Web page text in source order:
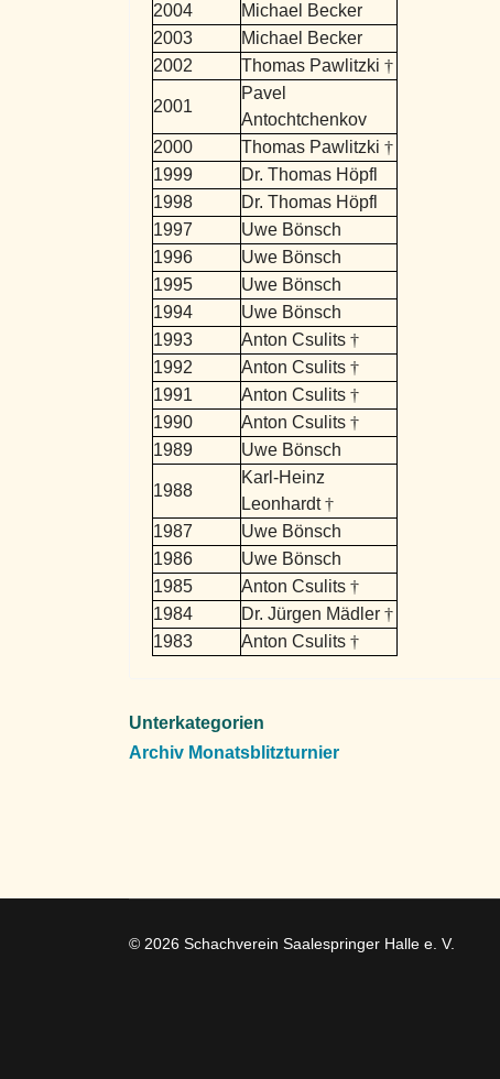
2004
Michael Becker
2003
Michael Becker
2002
Thomas Pawlitzki †
2001
Pavel
Antochtchenkov
2000
Thomas Pawlitzki †
1999
Dr. Thomas Höpfl
1998
Dr. Thomas Höpfl
1997
Uwe Bönsch
1996
Uwe Bönsch
1995
Uwe Bönsch
1994
Uwe Bönsch
1993
Anton Csulits †
1992
Anton Csulits †
1991
Anton Csulits †
1990
Anton Csulits †
1989
Uwe Bönsch
1988
Karl-Heinz
Leonhardt†
1987
Uwe Bönsch
1986
Uwe Bönsch
1985
Anton Csulits †
1984
Dr. Jürgen Mädler †
1983
Anton Csulits †
Unterkategorien
Archiv Monatsblitzturnier
© 2026 Schachverein Saalespringer Halle e. V.